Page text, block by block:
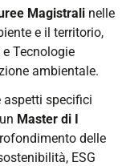
Magistrali nelle
e il territorio,
Tecnologie
ambientale.
aspetti specifici
Master di I
delle
ESG